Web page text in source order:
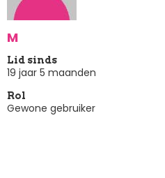
M
Lid sinds
19 jaar 5 maanden
Rol
Gewone gebruiker